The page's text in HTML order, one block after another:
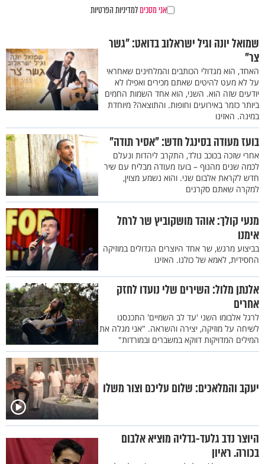
אני מסכיםלמדיניות הפרטיות
שמואל יונה וגיל ישראלוב בדואט: "גשר
צר"
האחד, הוא מגדולי הכותבים והמלחינים שאחראי
על לא מעט להיטים שאתם מכירים ואפילו לא
יודעים שזה הוא. השני, הוא אחד השמות החמים
ביותר כזמר באירועים וחופות. והתוצאה? מיוחדת
במינה. האזינו
בועז מעודה בסינגל חדש: "אסיר תודה"
אחרי שזכה בכוכב נולד, התקרב ליהדות ונעלם
לכמה שנים מהנוף – בועז מעודה מבליח עם שיר
חדש לקראת אלבום שני. והוא נשמע מצוין,
למקרה שאתם סקרנים
מנעי קולך: אוהד מושקוביץ שר לרחל
אימנו
בביצוע מרגש, שר אחד היוצרים הגדולים במוזיקה
החסידית, לאמא של כולנו. האזינו
אלנתן מלול: השירים שלי נועדו לחזק
אחרים
לרגל אלבומו השני 'עד לב השמיים' התכנסנו
לשיחה על מוזיקה, יצירה והשראה. "אני מגלה את
המילים המדויקות דווקא במשברים ובמורדות"
יעקב והמלאכים: שלום עליכם וצור משלו
היוצר נדב גלעד-גדליה מוציא אלבום
בכורה. ראיון